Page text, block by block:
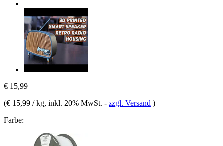
€ 15,99
(€ 15,99 / kg, inkl. 20% MwSt. - zzgl. Versand )
Farbe: